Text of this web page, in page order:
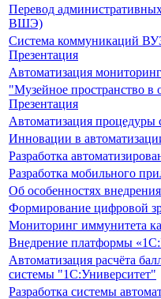
Перевод
ВШЭ)
Система коммуникаций
Презентация
Автоматизация
"Музейное пространство в
Презентация
Автоматизация процедуры
Инновации в
Разработка
Разработка мобильного
Об особенностях
Формирование цифровой
Мониторинг иммунитета
Внедрение платформы
Автоматизация расчёта
системы "1С:Университет"
Разработка системы